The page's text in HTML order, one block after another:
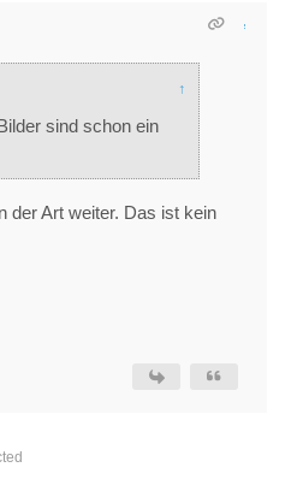
↑
sind schon ein
der Art weiter. Das ist kein